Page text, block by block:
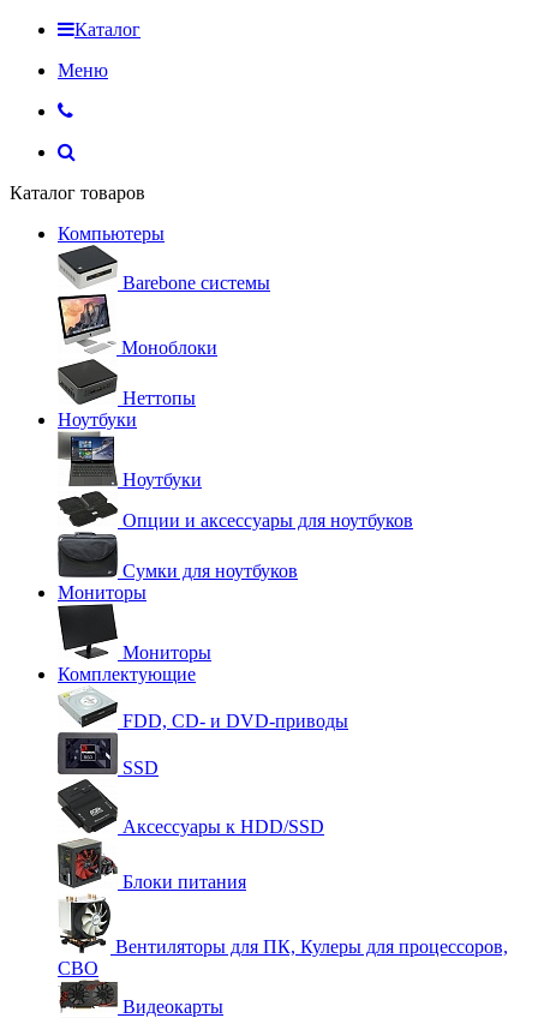
Каталог
Меню
Каталог товаров
Компьютеры
Barebone системы
Моноблоки
Неттопы
Ноутбуки
Ноутбуки
Опции и аксессуары для ноутбуков
Сумки для ноутбуков
Мониторы
Мониторы
Комплектующие
FDD, CD- и DVD-приводы
SSD
Аксессуары к HDD/SSD
Блоки питания
Вентиляторы для ПК, Кулеры для процессоров,
СВО
Видеокарты